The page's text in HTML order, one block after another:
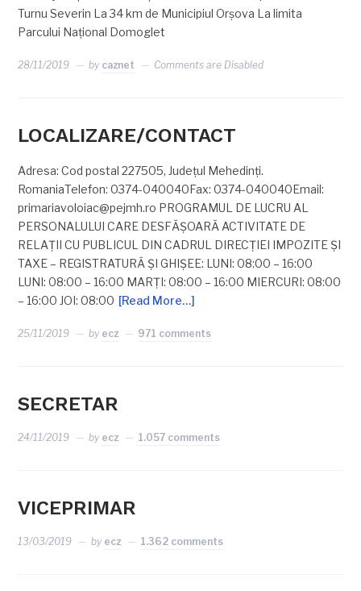
Turnu Severin La 34 km de Municipiul Orşova La limita
Parcului Naţional Domoglet
28/11/2019 by caznet Comments are Disabled
LOCALIZARE/CONTACT
Adresa: Cod postal 227505, Județul Mehedinți.
RomaniaTelefon: 0374-040040Fax: 0374-040040Email:
primariavoloiac@pejmh.ro PROGRAMUL DE LUCRU AL
PERSONALULUI CARE DESFĂŞOARĂ ACTIVITATE DE
RELAŢII CU PUBLICUL DIN CADRUL DIRECŢIEI IMPOZITE ŞI
TAXE – REGISTRATURĂ ŞI GHIŞEE: LUNI: 08:00 – 16:00
LUNI: 08:00 – 16:00 MARŢI: 08:00 – 16:00 MIERCURI: 08:00
– 16:00 JOI: 08:00 [Read More…]
25/11/2019 by ecz 971 comments
SECRETAR
24/11/2019 by ecz 1.057 comments
VICEPRIMAR
13/03/2019 by ecz 1.362 comments